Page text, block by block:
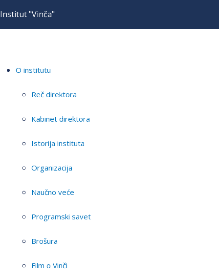
Institut "Vinča"
O institutu
Reč direktora
Kabinet direktora
Istorija instituta
Organizacija
Naučno veće
Programski savet
Brošura
Film o Vinči